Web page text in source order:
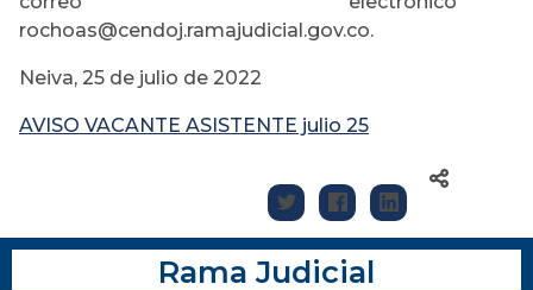
rochoas@cendoj.ramajudicial.gov.co.
Neiva, 25 de julio de 2022
AVISO VACANTE ASISTENTE julio 25
Rama Judicial